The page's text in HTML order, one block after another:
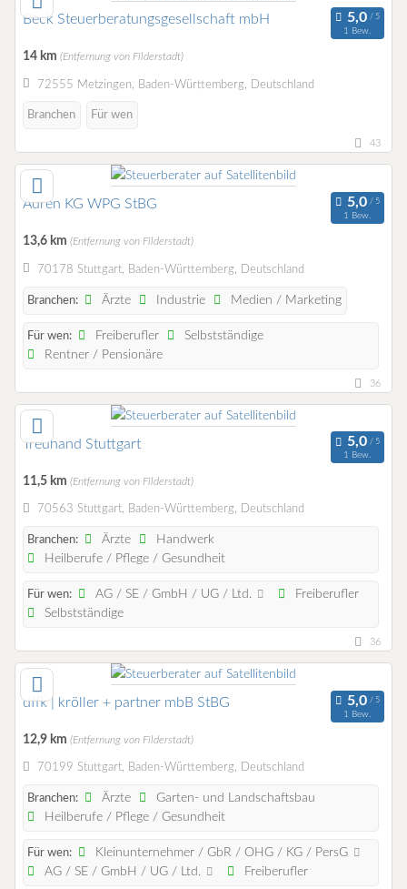
Beck Steuerberatungsgesellschaft mbH
1 Bew.
14 km (Entfernung von Filderstadt)
72555 Metzingen, Baden-Württemberg, Deutschland
Branchen Für wen
43
Auren KG WPG StBG
1 Bew.
13,6 km (Entfernung von Filderstadt)
70178 Stuttgart, Baden-Württemberg, Deutschland
Branchen: Ärzte Industrie Medien / Marketing
Für wen: Freiberufler
Selbstständige
Rentner / Pensionäre
36
Treuhand Stuttgart
1 Bew.
11,5 km (Entfernung von Filderstadt)
70563 Stuttgart, Baden-Württemberg, Deutschland
Branchen: Ärzte
Handwerk
Heilberufe / Pflege / Gesundheit
Für wen: AG / SE / GmbH / UG / Ltd.
Freiberufler
Selbstständige
36
dffk | kröller + partner mbB StBG
1 Bew.
12,9 km (Entfernung von Filderstadt)
70199 Stuttgart, Baden-Württemberg, Deutschland
Branchen: Ärzte
Garten- und Landschaftsbau
Heilberufe / Pflege / Gesundheit
Für wen:
Kleinunternehmer / GbR / OHG / KG / PersG
AG / SE / GmbH / UG / Ltd.
Freiberufler